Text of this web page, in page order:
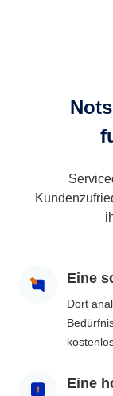
Eine
Dort
Eine